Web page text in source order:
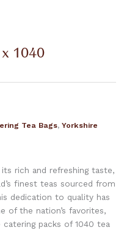
1040
Tea Bags,Yorkshire
rich and refreshing taste,
finest teas sourced from
dedication to quality has
of the nation’s favorites,
packs of 1040 tea